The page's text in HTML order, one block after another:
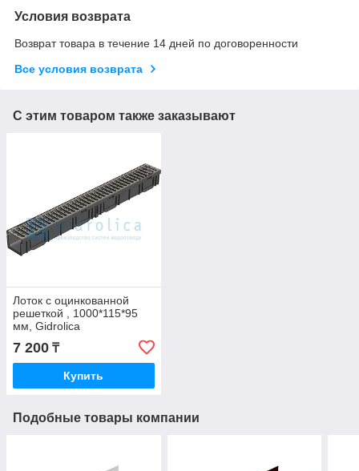
Условия возврата
Возврат товара в течение 14 дней по договоренности
Все условия возврата
С этим товаром также заказывают
Лоток с оцинкованной
решеткой , 1000*115*95
мм, Gidrolica
7 200 ₸
Купить
Подобные товары компании